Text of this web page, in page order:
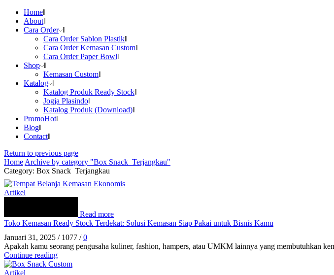
Home
About
Cara Order
Cara Order Sablon Plastik
Cara Order Kemasan Custom
Cara Order Paper Bowl
Shop
Kemasan Custom
Katalog
Katalog Produk Ready Stock
Jogja Plasindo
Katalog Produk (Download)
PromoHot
Blog
Contact
Return to previous page
Home Archive by category "Box Snack Terjangkau"
Category: Box Snack Terjangkau
Artikel
Read more
Toko Kemasan Ready Stock Terdekat: Solusi Kemasan Siap Pakai untuk Bisnis Kamu
Januari 31, 2025 / 1077 / 0
Apakah kamu seorang pengusaha kuliner, fashion, hampers, atau UMKM lainnya yang membutuhkan
Continue reading
Artikel